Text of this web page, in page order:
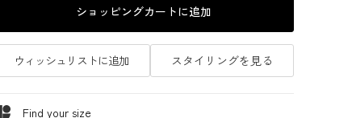
ショッピングカートに追加
ウィッシュリストに追加 スタイリングを見る
Find your size